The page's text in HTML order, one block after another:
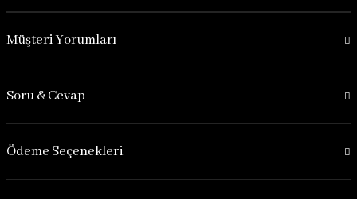
Müşteri Yorumları
Soru & Cevap
Ödeme Seçenekleri